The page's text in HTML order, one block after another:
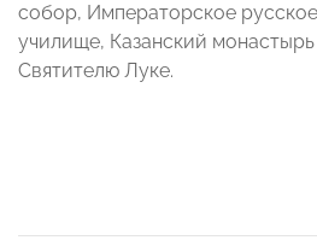
собор, Императорское
училище, Казанский
Святителю Луке.